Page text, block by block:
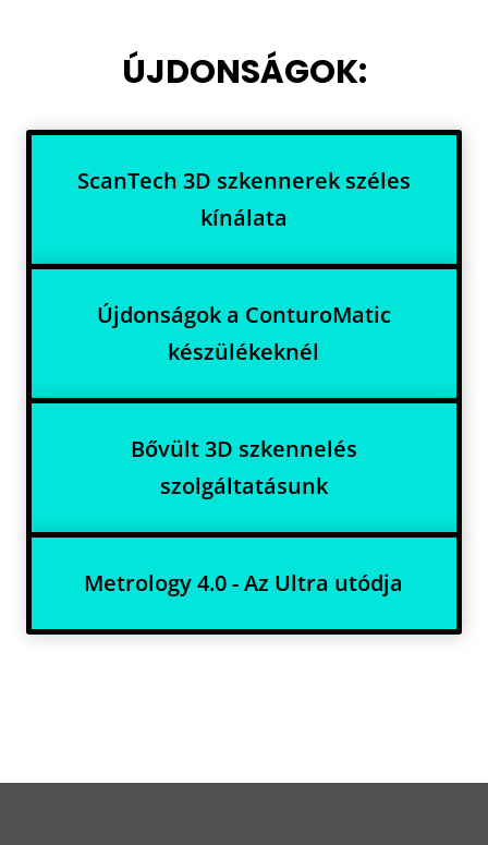
ÚJDONSÁGOK:
ScanTech 3D szkennerek széles
kínálata
Újdonságok a ConturoMatic
készülékeknél
Bővült 3D szkennelés
szolgáltatásunk
Metrology 4.0 - Az Ultra utódja